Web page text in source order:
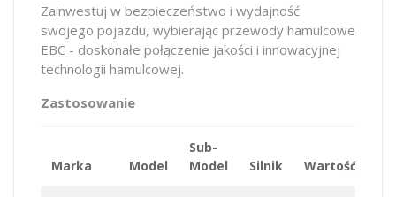
Zainwestuj w bezpieczeństwo i wydajność
swojego pojazdu, wybierając przewody hamulcowe
EBC - doskonałe połączenie jakości i innowacyjnej
technologii hamulcowej.
Zastosowanie
Marka Model
Sub-
Model
Silnik Wartość